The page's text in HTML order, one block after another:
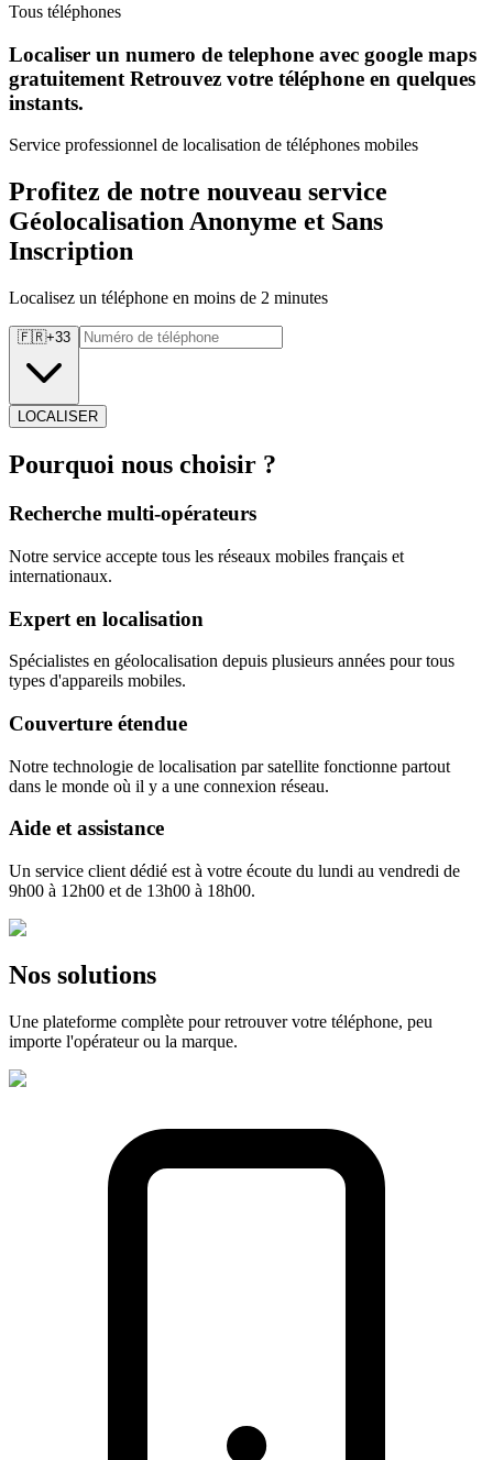
Tous téléphones
Localiser un numero de telephone avec google maps
gratuitement Retrouvez votre téléphone en quelques
instants.
Service professionnel de localisation de téléphones mobiles
Profitez de notre nouveau service
Géolocalisation Anonyme et Sans
Inscription
Localisez un téléphone en moins de 2 minutes
🇫🇷+33
LOCALISER
Pourquoi nous choisir ?
Recherche multi-opérateurs
Notre service accepte tous les réseaux mobiles français et
internationaux.
Expert en localisation
Spécialistes en géolocalisation depuis plusieurs années pour tous
types d'appareils mobiles.
Couverture étendue
Notre technologie de localisation par satellite fonctionne partout
dans le monde où il y a une connexion réseau.
Aide et assistance
Un service client dédié est à votre écoute du lundi au vendredi de
9h00 à 12h00 et de 13h00 à 18h00.
Nos solutions
Une plateforme complète pour retrouver votre téléphone, peu
importe l'opérateur ou la marque.